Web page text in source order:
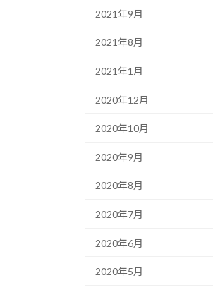
2021年9月
2021年8月
2021年1月
2020年12月
2020年10月
2020年9月
2020年8月
2020年7月
2020年6月
2020年5月